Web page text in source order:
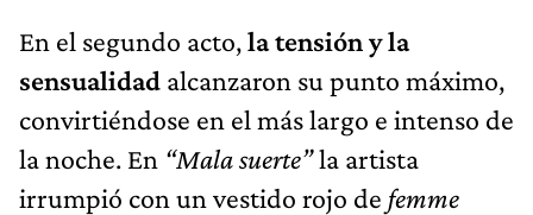
En el segundo acto,la tensión y la
sensualidad alcanzaron su punto máximo,
convirtiéndose en el más largo e intenso de
la noche. En “Mala suerte”la artista
irrumpió con un vestido rojo de femme